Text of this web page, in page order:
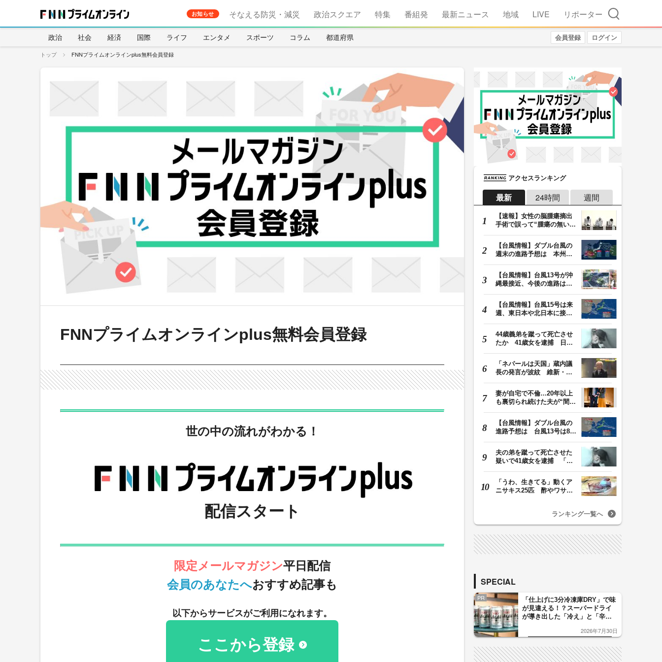
お知らせ そなえる防災・減災 政治スクエア 特集 番組発 最新ニュース 地域 LIVE リポーター 検索
政治 社会 経済 国際 ライフ エンタメ スポーツ コラム 都道府県 会員登録 ログイン
トップ FNNプライムオンラインplus無料会員登録
FNNプライムオンラインplus無料会員登録
世の中の流れがわかる！
配信スタート
限定メールマガジン平日配信
会員のあなたへおすすめ記事も
以下からサービスがご利用になれます。
ここから登録
アクセスランキング
最新 24時間 週間
【速報】女性の脳腫瘍摘出
手術で誤って“腫瘍の無い部
【台風情報】ダブル台風の
週末の進路予想は 本州は
【台風情報】台風13号が沖
縄最接近、今後の進路は？
【台風情報】台風15号は来
週、東日本や北日本に接近
44歳義弟を蹴って死亡させ
たか 41歳女を逮捕 日頃
「ネパールは天国」蔵内議
長の発言が波紋 維新・吉
妻が自宅で不倫…20年以上
も裏切られ続けた夫が“間
【台風情報】ダブル台風の
進路予想は 台風13号は8日
夫の弟を蹴って死亡させた
疑いで41歳女を逮捕 「生
「うわ、生きてる」動くア
ニサキス25匹 酢やワサビ
ランキング一覧へ
SPECIAL
PR
「仕上げに3分冷凍庫DRY」で味
が見違える！？スーパードライ
が導き出した「冷え」と「辛
した「辛口カーブ」が飲み頃の
2026年7月30日